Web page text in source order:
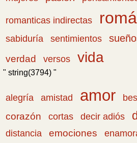
romanticas indirectas
sabiduría sentimientos
verdad
versos vida
" string(3794) "
alegría amistad amor
corazón
cortas decir adiós
distancia emociones